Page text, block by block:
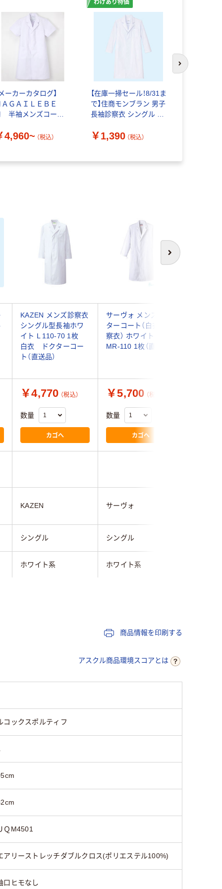
メーカーカタログ】
ＡＧＡＩＬＥＢＥ
半袖メンズコー
4,960~ （税込）
わけあり特価
【在庫一掃セール！8/31ま
で】住商モンブラン 男子
長袖診察衣 シングル M
クターコート メンズ
￥1,390 （税込）
次のスライド
次へ
KAZEN メンズ診察衣
シングル型長袖ホワ
イト L 110-70 1枚
白衣 ドクターコー
ト（直送品）
サーヴォ メンズドク
ターコート（白衣・診
察衣） ホワイト 3L
MR-110 1枚（直送品）
￥4,770 （税込）
数量
カゴへ
￥5,700 （税込）
数量
カゴへ
KAZEN サーヴォ
シングル シングル
ホワイト系 ホワイト系
商品情報を印刷する
アスクル商品環境スコアとは
コックスポルティフ
ＱM4501
アリーストレッチダブルクロス(ポリエステル100%)
口ヒモなし